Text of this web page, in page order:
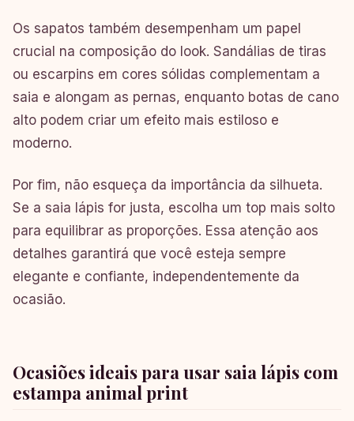
Os sapatos também desempenham um papel
crucial na composição do look. Sandálias de tiras
ou escarpins em cores sólidas complementam a
saia e alongam as pernas, enquanto botas de cano
alto podem criar um efeito mais estiloso e
moderno.
Por fim, não esqueça da importância da silhueta.
Se a saia lápis for justa, escolha um top mais solto
para equilibrar as proporções. Essa atenção aos
detalhes garantirá que você esteja sempre
elegante e confiante, independentemente da
ocasião.
Ocasiões ideais para usar saia lápis com
estampa animal print